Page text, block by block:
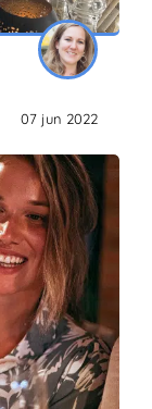
07 jun 2022